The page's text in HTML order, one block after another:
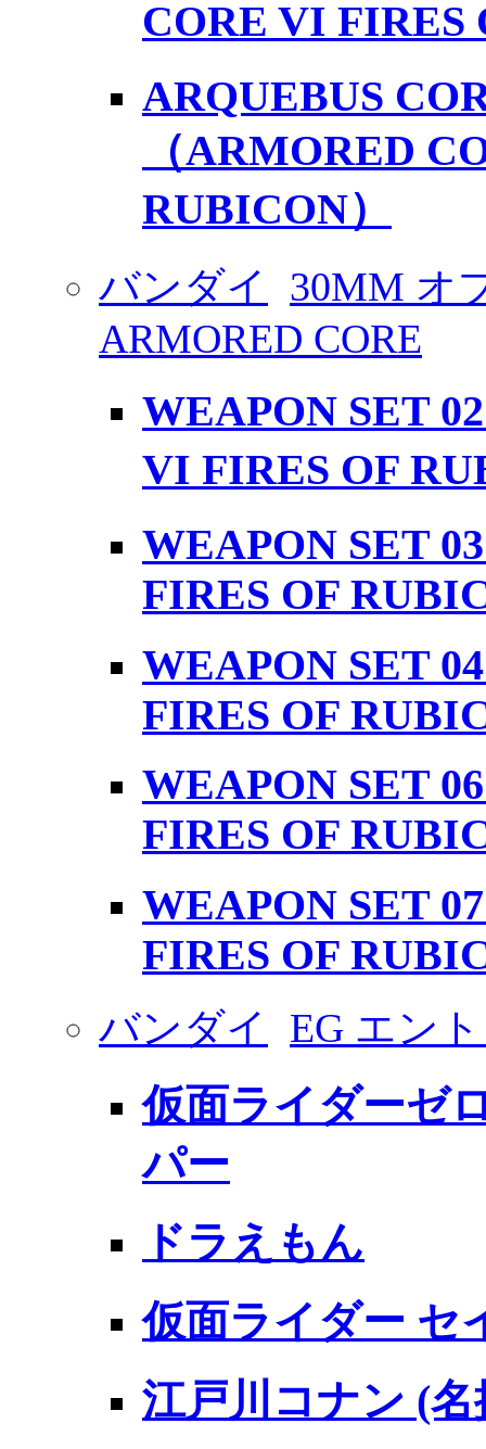
CORE VI FIRES
ARQUEBUS
（ARMORED
RUBICON）
バンダイ
30MM オ
ARMORED CORE
WEAPON SET
VI FIRES OF
WEAPON SET
FIRES OF
WEAPON SET
FIRES OF
WEAPON SET
FIRES OF
WEAPON SET
FIRES OF
バンダイ EG エン
仮面ライダーゼ
パー
ドラえもん
仮面ライダー セ
江戸川コナン (